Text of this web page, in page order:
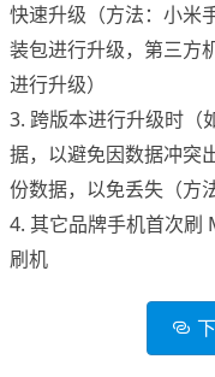
快速升级（方法：小米
装包进行升级，第三方
进行升级）
3. 跨版本进行升级时（
据，以避免因数据冲突
份数据，以免丢失（方
4. 其它品牌手机首次刷
刷机